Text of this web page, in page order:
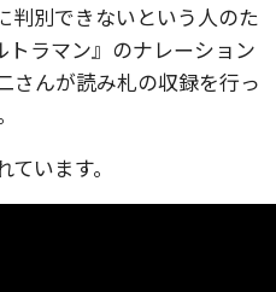
判別できないという人のた
ラマン』のナレーション
さんが読み札の収録を行っ
います。